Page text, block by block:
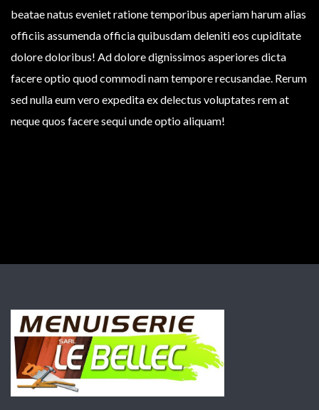
beatae natus eveniet ratione temporibus aperiam harum alias
officiis assumenda officia quibusdam deleniti eos cupiditate
dolore doloribus! Ad dolore dignissimos asperiores dicta
facere optio quod commodi nam tempore recusandae. Rerum
sed nulla eum vero expedita ex delectus voluptates rem at
neque quos facere sequi unde optio aliquam!